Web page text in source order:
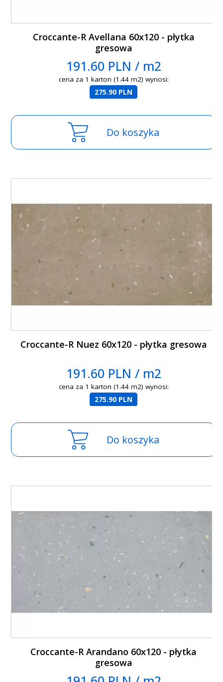
Croccante-R Avellana 60x120 - płytka
gresowa
191.60 PLN / m2
cena za 1 karton (1.44 m2) wynosi:
275.90 PLN
Do koszyka
Croccante-R Nuez 60x120 - płytka gresowa
191.60 PLN / m2
cena za 1 karton (1.44 m2) wynosi:
275.90 PLN
Do koszyka
Croccante-R Arandano 60x120 - płytka
gresowa